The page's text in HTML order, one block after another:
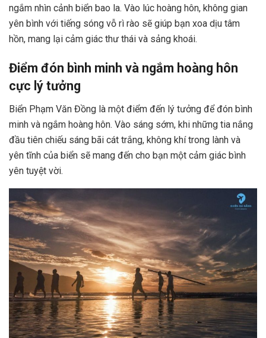
ngắm nhìn cảnh biển bao la. Vào lúc hoàng hôn, không gian
yên bình với tiếng sóng vỗ rì rào sẽ giúp bạn xoa dịu tâm
hồn, mang lại cảm giác thư thái và sảng khoái.
Điểm đón bình minh và ngắm hoàng hôn
cực lý tưởng
Biển Phạm Văn Đồng là một điểm đến lý tưởng để đón bình
minh và ngắm hoàng hôn. Vào sáng sớm, khi những tia nắng
đầu tiên chiếu sáng bãi cát trắng, không khí trong lành và
yên tĩnh của biển sẽ mang đến cho bạn một cảm giác bình
yên tuyệt vời.